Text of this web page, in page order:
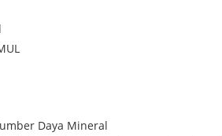
Daya Mineral